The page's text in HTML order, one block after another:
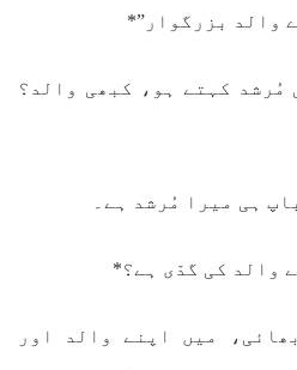
والد بزرگوار”*
مُرشد کہتے ہو، کبھی والد؟
ہی میرا مُرشد ہے۔
والد کی گدّی ہے؟*
میں اپنے والد اور